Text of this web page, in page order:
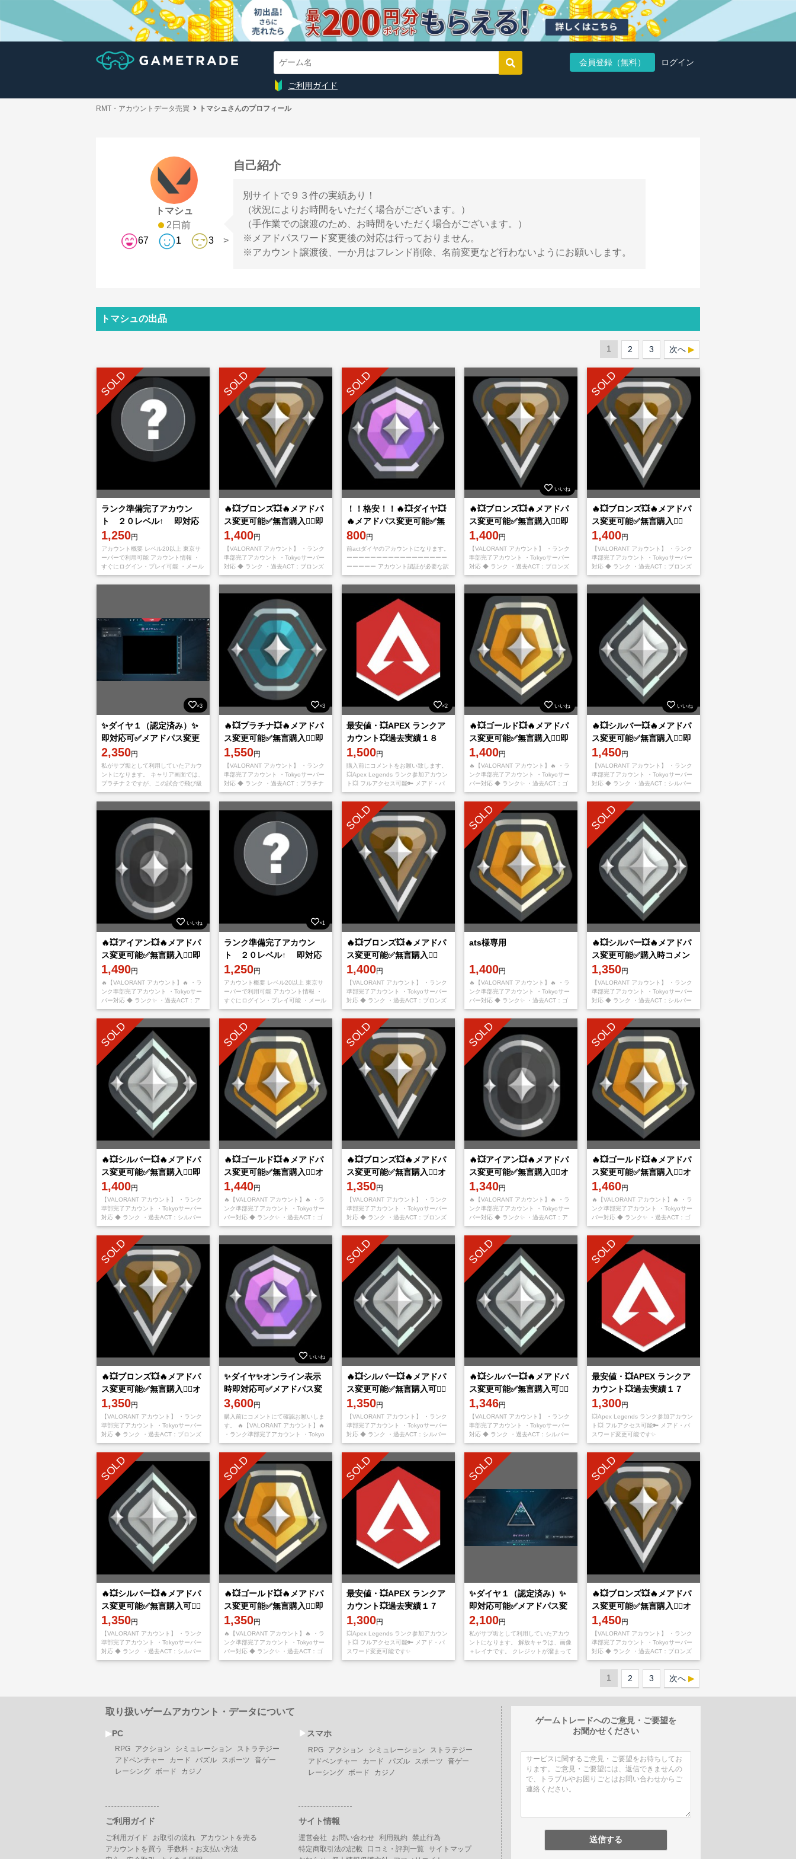
会員登録（無料） ログイン
ご利用ガイド
RMT・アカウントデータ売買 トマシュさんのプロフィール
トマシュ
2日前
67
1 3
自己紹介
別サイトで９３件の実績あり！
（状況によりお時間をいただく場合がございます。）
（手作業での譲渡のため、お時間をいただく場合がございます。）
※メアドパスワード変更後の対応は行っておりません。
※アカウント譲渡後、一か月はフレンド削除、名前変更など行わないようにお願いします。
トマシュの出品
1 2 3 次へ
SOLD
ランク準備完了アカウン
ト ２０レベル↑ 即対応
🔥
1,250円
アカウント概要 レベル20以上 東京サ
ーバーで利用可能 アカウント情報 ・
すぐにログイン・プレイ可能 ・メール
アドレス変更可能 ・PC / PlayStation /
Xbox対応
SOLD
🔥💥ブロンズ💥🔥メアドパ
ス変更可能✅無言購入👌🏻即
対応🔥
1,400円
【VALORANT アカウント】 ・ランク
準部完了アカウント ・Tokyoサーバー
対応 ◆ ランク ・過去ACT：ブロンズ
◆ アカウント詳細 ・メール変更可能
・パスワード変
SOLD
！！格安！！🔥💥ダイヤ💥
🔥メアドパス変更可能✅無
言購入👌🏻即対応🔥認証必要
800円
前actダイヤのアカウントになります。
ーーーーーーーーーーーーーーーーー
ーーーーー アカウント認証が必要な訳
アリ商品になります。 ーーーーーーー
ーーーーーーーーーーーーーーー アカ
ウント認証が
いいね
🔥💥ブロンズ💥🔥メアドパ
ス変更可能✅無言購入👌🏻即
対応🔥
1,400円
【VALORANT アカウント】 ・ランク
準部完了アカウント ・Tokyoサーバー
対応 ◆ ランク ・過去ACT：ブロンズ
◆ アカウント詳細 ・メール変更可能
・パスワード変
SOLD
🔥💥ブロンズ💥🔥メアドパ
ス変更可能✅無言購入👌🏻
1,400円
【VALORANT アカウント】 ・ランク
準部完了アカウント ・Tokyoサーバー
対応 ◆ ランク ・過去ACT：ブロンズ
◆ アカウント詳細 ・メール変更可能
・パスワード変
×3
✨ダイヤ１（認定済み）✨
即対応可✅メアドパス変更
可能✅名前即変更可能✅即
対応🔥即対応🔥
2,350円
私がサブ垢として利用していたアカウ
ントになります。 キャリア画面では、
プラチナ２ですが、この試合で飛び級
し ランクはダイヤ１の２５になりま
す。 内部レート上がりきっておらず、
ダイヤプラチナ
×3
🔥💥プラチナ💥🔥メアドパ
ス変更可能✅無言購入👌🏻即
対応🔥
1,550円
【VALORANT アカウント】 ・ランク
準部完了アカウント ・Tokyoサーバー
対応 ◆ ランク ・過去ACT：プラチナ
◆ アカウント詳細 ・メール変更可能
・パスワード変
×2
最安値・💥APEX ランクア
カウント💥過去実績１８
件！！即対応🔥
1,500円
購入前にコメントをお願い致します。
💥Apex Legends ランク参加アカウン
ト💥 フルアクセス可能🔑 メアド・パ
スワード変更可能です✨
━━━━━━━━━━━━━━ 🌟アカウント
いいね
🔥💥ゴールド💥🔥メアドパ
ス変更可能✅無言購入👌🏻即
対応🔥
1,400円
🔥【VALORANT アカウント】🔥 ・ラ
ンク準部完了アカウント ・Tokyoサー
バー対応 ◆ ランク✨ ・過去ACT：ゴ
ールド ◆ アカウント詳細✨ ・メール
変更可能 ・パス
いいね
🔥💥シルバー💥🔥メアドパ
ス変更可能✅無言購入👌🏻即
対応🔥
1,450円
【VALORANT アカウント】 ・ランク
準部完了アカウント ・Tokyoサーバー
対応 ◆ ランク ・過去ACT：シルバー
◆ アカウント詳細 ・メール変更可能
・パスワード変
いいね
🔥💥アイアン💥🔥メアドパ
ス変更可能✅無言購入👌🏻即
対応🔥
1,490円
🔥【VALORANT アカウント】🔥 ・ラ
ンク準部完了アカウント ・Tokyoサー
バー対応 ◆ ランク✨ ・過去ACT：ア
イアン ◆ アカウント詳細✨ ・メール
変更可能 ・パス
×1
ランク準備完了アカウン
ト ２０レベル↑ 即対応
🔥
1,250円
アカウント概要 レベル20以上 東京サ
ーバーで利用可能 アカウント情報 ・
すぐにログイン・プレイ可能 ・メール
アドレス変更可能 ・PC / PlayStation /
Xbox対応
SOLD
🔥💥ブロンズ💥🔥メアドパ
ス変更可能✅無言購入👌🏻
1,400円
【VALORANT アカウント】 ・ランク
準部完了アカウント ・Tokyoサーバー
対応 ◆ ランク ・過去ACT：ブロンズ
◆ アカウント詳細 ・メール変更可能
・パスワード変
SOLD
ats様専用
1,400円
🔥【VALORANT アカウント】🔥 ・ラ
ンク準部完了アカウント ・Tokyoサー
バー対応 ◆ ランク✨ ・過去ACT：ゴ
ールド ◆ アカウント詳細✨ ・メール
変更可能 ・パス
SOLD
🔥💥シルバー💥🔥メアドパ
ス変更可能✅購入時コメン
トお願いいたします。
1,350円
【VALORANT アカウント】 ・ランク
準部完了アカウント ・Tokyoサーバー
対応 ◆ ランク ・過去ACT：シルバー
◆ アカウント詳細 ・メール変更可能
・パスワード変
SOLD
🔥💥シルバー💥🔥メアドパ
ス変更可能✅無言購入👌🏻即
対応可✅
1,400円
【VALORANT アカウント】 ・ランク
準部完了アカウント ・Tokyoサーバー
対応 ◆ ランク ・過去ACT：シルバー
◆ アカウント詳細 ・メール変更可能
・パスワード変
SOLD
🔥💥ゴールド💥🔥メアドパ
ス変更可能✅無言購入👌🏻オ
ンライン表示時即対応可能
1,440円
🔥【VALORANT アカウント】🔥 ・ラ
ンク準部完了アカウント ・Tokyoサー
バー対応 ◆ ランク✨ ・過去ACT：ゴ
ールド ◆ アカウント詳細✨ ・メール
変更可能 ・パス
SOLD
🔥💥ブロンズ💥🔥メアドパ
ス変更可能✅無言購入👌🏻オ
ンライン表示時即対応可✅
1,350円
【VALORANT アカウント】 ・ランク
準部完了アカウント ・Tokyoサーバー
対応 ◆ ランク ・過去ACT：ブロンズ
◆ アカウント詳細 ・メール変更可能
・パスワード変
SOLD
🔥💥アイアン💥🔥メアドパ
ス変更可能✅無言購入👌🏻オ
ンライン表示時即対応可✅
1,340円
🔥【VALORANT アカウント】🔥 ・ラ
ンク準部完了アカウント ・Tokyoサー
バー対応 ◆ ランク✨ ・過去ACT：ア
イアン ◆ アカウント詳細✨ ・メール
変更可能 ・パス
SOLD
🔥💥ゴールド💥🔥メアドパ
ス変更可能✅無言購入👌🏻オ
ンライン表示時即対応可能
1,460円
🔥【VALORANT アカウント】🔥 ・ラ
ンク準部完了アカウント ・Tokyoサー
バー対応 ◆ ランク✨ ・過去ACT：ゴ
ールド ◆ アカウント詳細✨ ・メール
変更可能 ・パス
SOLD
🔥💥ブロンズ💥🔥メアドパ
ス変更可能✅無言購入👌🏻オ
ンライン表示時即対応可✅
1,350円
【VALORANT アカウント】 ・ランク
準部完了アカウント ・Tokyoサーバー
対応 ◆ ランク ・過去ACT：ブロンズ
◆ アカウント詳細 ・メール変更可能
・パスワード変
いいね
✨ダイヤ✨オンライン表示
時即対応可✅メアドパス変
更可能✅コメントにて購入
確認お願い致します。
3,600円
購入前にコメントにて確認お願いしま
す。 🔥【VALORANT アカウント】🔥
・ランク準部完了アカウント ・Tokyo
サーバー対応 ◆ ランク ・過去ACT：
ダイヤ ◆ アカ
SOLD
🔥💥シルバー💥🔥メアドパ
ス変更可能✅無言購入可👌🏻
即対応可✅
1,350円
【VALORANT アカウント】 ・ランク
準部完了アカウント ・Tokyoサーバー
対応 ◆ ランク ・過去ACT：シルバー
◆ アカウント詳細 ・メール変更可能
・パスワード変
SOLD
🔥💥シルバー💥🔥メアドパ
ス変更可能✅無言購入可👌🏻
即対応可✅
1,346円
【VALORANT アカウント】 ・ランク
準部完了アカウント ・Tokyoサーバー
対応 ◆ ランク ・過去ACT：シルバー
◆ アカウント詳細 ・メール変更可能
・パスワード変
SOLD
最安値・💥APEX ランクア
カウント💥過去実績１７
件！！オンライン表示時即
対応可 無言購入〇！
1,300円
💥Apex Legends ランク参加アカウン
ト💥 フルアクセス可能🔑 メアド・パ
スワード変更可能です✨
━━━━━━━━━━━━━━ 🌟アカウント詳細
🌟 ✅ ランク参加可能 ✅ セカンドオ
SOLD
🔥💥シルバー💥🔥メアドパ
ス変更可能✅無言購入可👌🏻
オンライン表示即対応可能
1,350円
【VALORANT アカウント】 ・ランク
準部完了アカウント ・Tokyoサーバー
対応 ◆ ランク ・過去ACT：シルバー
◆ アカウント詳細 ・メール変更可能
SOLD
🔥💥ゴールド💥🔥メアドパ
ス変更可能✅無言購入👌🏻即
対応可能✅
1,350円
🔥【VALORANT アカウント】🔥 ・ラ
ンク準部完了アカウント ・Tokyoサー
バー対応 ◆ ランク✨ ・過去ACT：ゴ
ールド ◆ アカウント詳細✨ ・メール
SOLD
最安値・💥APEX ランクア
カウント💥過去実績１７
件！！オンライン表示時即
対応可 無言購入〇！
1,300円
💥Apex Legends ランク参加アカウン
ト💥 フルアクセス可能🔑 メアド・パ
スワード変更可能です✨
━━━━━━━━━━━━━━ 🌟アカウント詳細
SOLD
✨ダイヤ１（認定済み）✨
即対応可能✅メアドパス変
更可能✅名前即変更可能✅
2,100円
私がサブ垢として利用していたアカウ
ントになります。 解放キャラは、画像
＋レイナです。 クレジットが溜まって
いるので、１キャラ即解放可能です。
SOLD
🔥💥ブロンズ💥🔥メアドパ
ス変更可能✅無言購入👌🏻オ
ンライン表示時即対応可能
1,450円
【VALORANT アカウント】 ・ランク
準部完了アカウント ・Tokyoサーバー
対応 ◆ ランク ・過去ACT：ブロンズ
◆ アカウント詳細 ・メール変更可能
・パスワード変
1 2 3 次へ
取り扱いゲームアカウント・データについて
▶︎PC
RPG アクション シミュレーション
ストラテジー
アドベンチャー
カード パズル スポーツ
音ゲー
レーシング ボード カジノ
▶︎ スマホ
RPG アクション シミュレーション
ストラテジー
アドベンチャー
カード パズル スポーツ
音ゲー
レーシング ボード カジノ
ご利用ガイド
ご利用ガイド お取引の流れ
アカウントを売る
アカウントを買う
手数料・お支払い方法
サイト情報
運営会社 お問い合わせ 利用規約
禁止行為
特定商取引法の記載
口コミ・評判一覧
サイトマップ
ゲームトレードへのご意見・ご要望を
お聞かせください